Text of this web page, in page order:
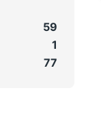
59
1
77